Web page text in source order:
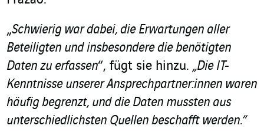
„Schwierig war dabei, die Erwartungen aller
Beteiligten und insbesondere die benötigten
Daten zu erfassen“, fügt sie hinzu. „Die IT-
Kenntnisse unserer Ansprechpartner:innen waren
häufig begrenzt, und die Daten mussten aus
unterschiedlichsten Quellen beschafft werden.”